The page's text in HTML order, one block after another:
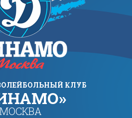
КЛУБ
МОСКВА